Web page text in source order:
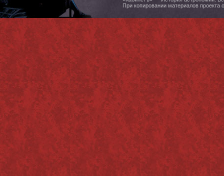
При копировании материалов проекта